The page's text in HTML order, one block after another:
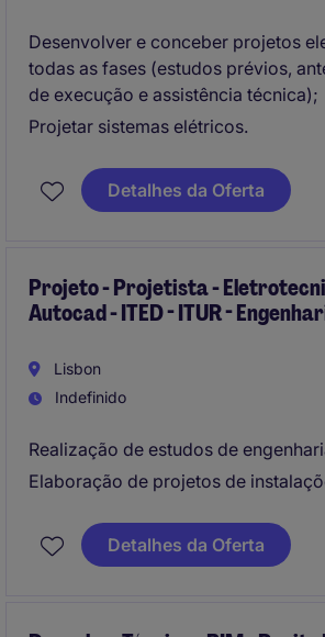
Desenvolver e conceber projetos
todas as fases (estudos prévios,
de execução e assistência técnica);
Projetar sistemas elétricos.
Detalhes da Oferta
Projeto - Projetista -
Autocad - ITED - ITUR -
Lisbon
Indefinido
Realização de estudos de
Elaboração de projetos de
Detalhes da Oferta